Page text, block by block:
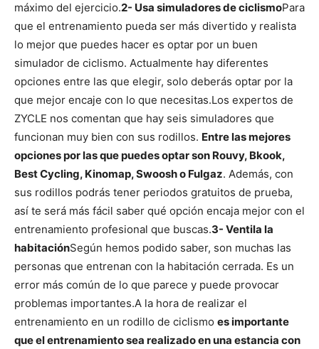
máximo del ejercicio.2- Usa simuladores de ciclismoPara
que el entrenamiento pueda ser más divertido y realista
lo mejor que puedes hacer es optar por un buen
simulador de ciclismo. Actualmente hay diferentes
opciones entre las que elegir, solo deberás optar por la
que mejor encaje con lo que necesitas.Los expertos de
ZYCLE nos comentan que hay seis simuladores que
funcionan muy bien con sus rodillos. Entre las mejores
opciones por las que puedes optar son Rouvy, Bkook,
Best Cycling, Kinomap, Swoosh o Fulgaz. Además, con
sus rodillos podrás tener periodos gratuitos de prueba,
así te será más fácil saber qué opción encaja mejor con el
entrenamiento profesional que buscas.3- Ventila la
habitaciónSegún hemos podido saber, son muchas las
personas que entrenan con la habitación cerrada. Es un
error más común de lo que parece y puede provocar
problemas importantes.A la hora de realizar el
entrenamiento en un rodillo de ciclismo es importante
que el entrenamiento sea realizado en una estancia con